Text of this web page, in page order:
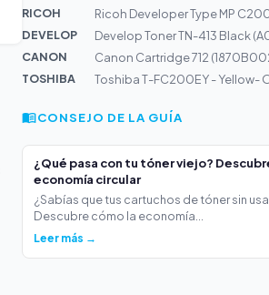
RICOH
Ricoh Developer Type MP
DEVELOP
Develop Toner TN-413 Black
CANON
Canon Cartridge 712
TOSHIBA
Toshiba T-FC200EY - Yellow-
CONSEJO DE LA GUÍA
¿Qué pasa con tu tóner viejo?
economía circular
¿Sabías que tus cartuchos de tóner sin
Descubre cómo la economía...
Leer más →